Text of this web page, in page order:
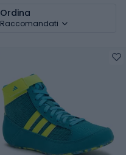
Ordina
Raccomandati